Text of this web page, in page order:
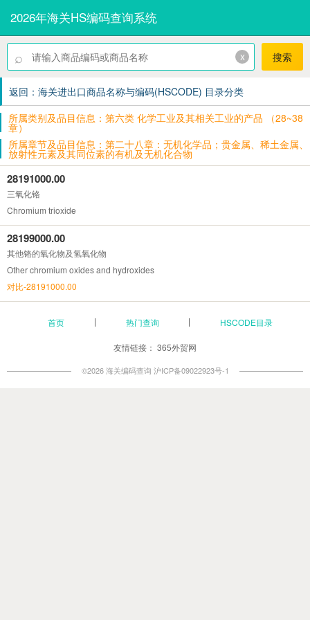
2026年海关HS编码查询系统
⌕ x 搜索
返回：海关进出口商品名称与编码(HSCODE) 目录分类
所属类别及品目信息：第六类 化学工业及其相关工业的产品 （28~38
章）
所属章节及品目信息：第二十八章：无机化学品；贵金属、稀土金属、
放射性元素及其同位素的有机及无机化合物
28191000.00
三氧化铬
Chromium trioxide
28199000.00
其他铬的氧化物及氢氧化物
Other chromium oxides and hydroxides
对比-28191000.00
首页 热门查询 HSCODE目录
友情链接： 365外贸网
©2026 海关编码查询 沪ICP备09022923号-1